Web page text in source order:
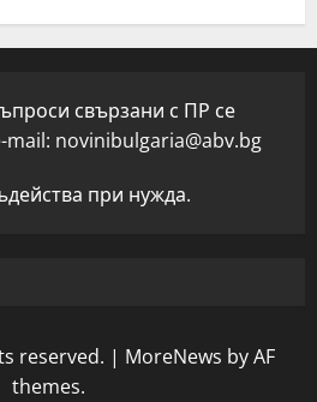
свързани с ПР се
mail: novinibulgaria@abv.bg
при нужда.
reserved. | MoreNews by AF
themes.